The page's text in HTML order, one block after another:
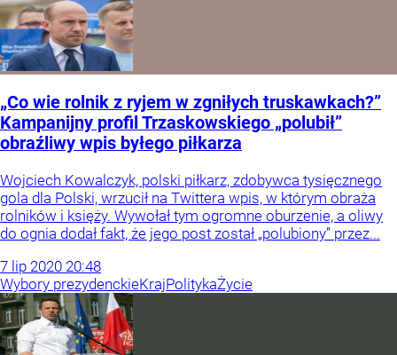
„Co wie rolnik z ryjem w zgniłych truskawkach?”
Kampanijny profil Trzaskowskiego „polubił”
obraźliwy wpis byłego piłkarza
Wojciech Kowalczyk, polski piłkarz, zdobywca tysięcznego
gola dla Polski, wrzucił na Twittera wpis, w którym obraża
rolników i księży. Wywołał tym ogromne oburzenie, a oliwy
do ognia dodał fakt, że jego post został „polubiony” przez...
7 lip 2020 20:48
Wybory prezydenckieKrajPolitykaŻycie